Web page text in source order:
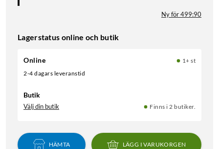
Ny för 499:90
Lagerstatus online och butik
Online
1+ st
2-4 dagars leveranstid
Butik
Välj din butik Finns i 2 butiker.
HÄMTA LÄGG I VARUKORGEN